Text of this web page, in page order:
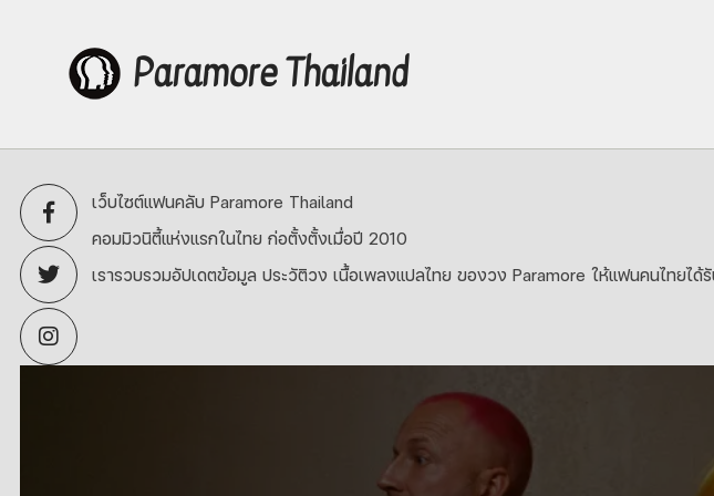
to
content
Paramore Thailand
เว็บไซต์แฟนคลับ Paramore Thailand
คอมมิวนิตี้แห่งแรกในไทย ก่อตั้งตั้งเมื่อปี 2010
เรารวบรวมอัปเดตข้อมูล ประวัติวง เนื้อเพลงแปลไทย ของวง Paramore ให้แฟนคนไทยได้